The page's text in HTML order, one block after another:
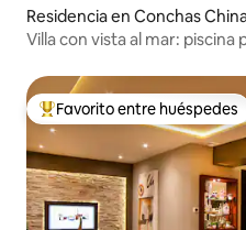
Residencia en Conchas
Villa con vista al mar: piscina
De los mejores en Favorito
Favorito entre huéspedes